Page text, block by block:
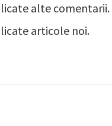
alte comentarii.
articole noi.